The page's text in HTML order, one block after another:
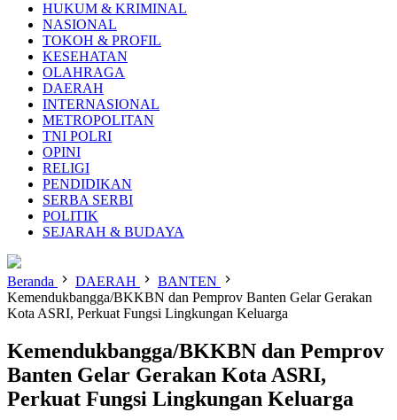
HUKUM & KRIMINAL
NASIONAL
TOKOH & PROFIL
KESEHATAN
OLAHRAGA
DAERAH
INTERNASIONAL
METROPOLITAN
TNI POLRI
OPINI
RELIGI
PENDIDIKAN
SERBA SERBI
POLITIK
SEJARAH & BUDAYA
Beranda DAERAH
BANTEN
Kemendukbangga/BKKBN dan Pemprov Banten Gelar Gerakan
Kota ASRI, Perkuat Fungsi Lingkungan Keluarga
Kemendukbangga/BKKBN dan Pemprov
Banten Gelar Gerakan Kota ASRI,
Perkuat Fungsi Lingkungan Keluarga